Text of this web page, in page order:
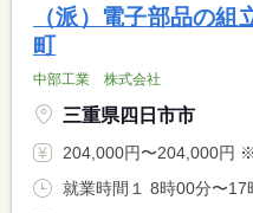
（派）電子部品の組
町
中部工業 株式会社
三重県四日市市
204,000円〜204,000円 ※フルタイム求人の場合は月
就業時間１ 8時00分〜17